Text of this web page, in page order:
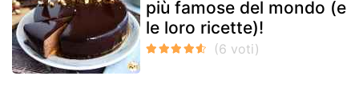
più famose del mondo (e
le loro ricette)!